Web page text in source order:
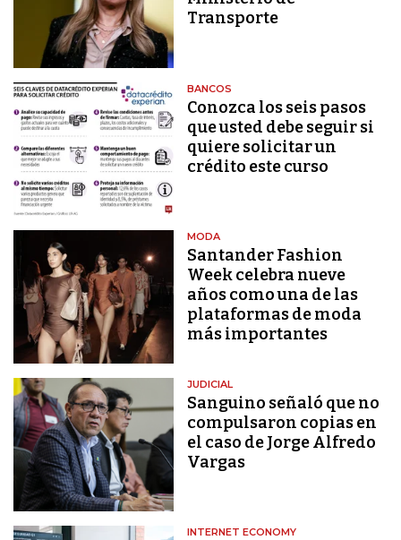
Transporte
BANCOS
Conozca los seis pasos
que usted debe seguir si
quiere solicitar un
crédito este curso
MODA
Santander Fashion
Week celebra nueve
años como una de las
plataformas de moda
más importantes
JUDICIAL
Sanguino señaló que no
compulsaron copias en
el caso de Jorge Alfredo
Vargas
INTERNET ECONOMY